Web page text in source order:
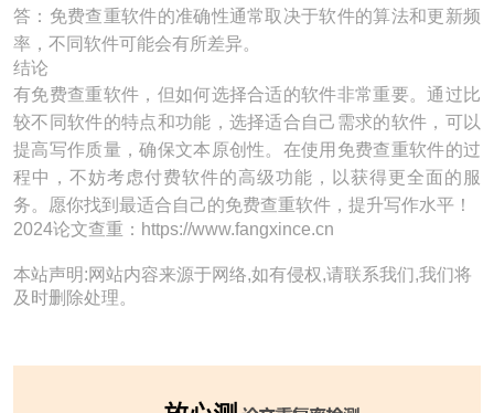
答：免费查重软件的准确性通常取决于软件的算法和更新频
率，不同软件可能会有所差异。
结论
有免费查重软件，但如何选择合适的软件非常重要。通过比
较不同软件的特点和功能，选择适合自己需求的软件，可以
提高写作质量，确保文本原创性。在使用免费查重软件的过
程中，不妨考虑付费软件的高级功能，以获得更全面的服
务。愿你找到最适合自己的免费查重软件，提升写作水平！
2024论文查重：https://www.fangxince.cn
本站声明:网站内容来源于网络,如有侵权,请联系我们,我们将
及时删除处理。